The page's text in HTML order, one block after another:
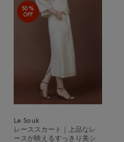
50%
OFF
Le Souk
レーススカート｜上品なレ
ースが映えるすっきり美シ